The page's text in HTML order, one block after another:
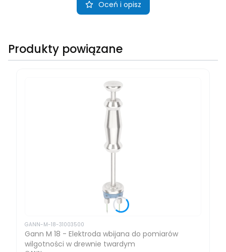
Oceń i opisz
Produkty powiązane
GANN-M-18-31003500
Gann M 18 - Elektroda wbijana do pomiarów
wilgotności w drewnie twardym